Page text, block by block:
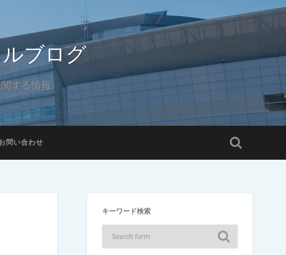
ブログ
する情報
問い合わせ
キーワード検索